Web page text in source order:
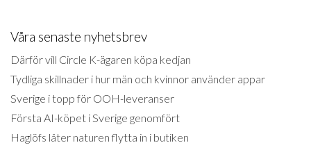
Våra senaste nyhetsbrev
Därför vill Circle K-ägaren köpa kedjan
Tydliga skillnader i hur män och kvinnor använder appar
Sverige i topp för OOH-leveranser
Första AI-köpet i Sverige genomfört
Haglöfs låter naturen flytta in i butiken